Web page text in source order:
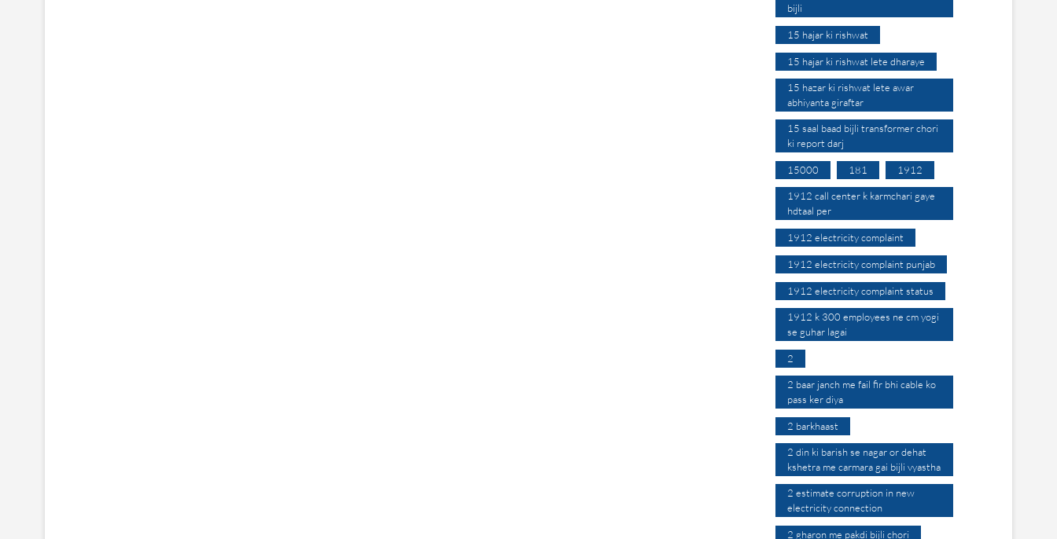
bijli
15 hajar ki rishwat
15 hajar ki rishwat lete dharaye
15 hazar ki rishwat lete awar
abhiyanta giraftar
15 saal baad bijli transformer chori
ki report darj
15000 181 1912
1912 call center k karmchari gaye
hdtaal per
1912 electricity complaint
1912 electricity complaint punjab
1912 electricity complaint status
1912 k 300 employees ne cm yogi
se guhar lagai
2
2 baar janch me fail fir bhi cable ko
pass ker diya
2 barkhaast
2 din ki barish se nagar or dehat
kshetra me carmara gai bijli vyastha
2 estimate corruption in new
electricity connection
2 gharon me pakdi bijli chori